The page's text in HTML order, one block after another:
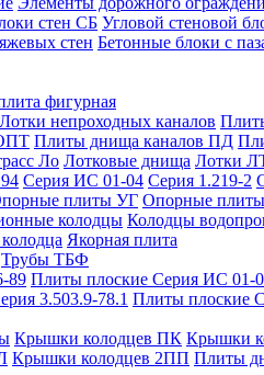
стен СБ Угловой стеновой
стен Бетонные блоки с
фигурная
Лотки непроходных каналов
Плиты днища каналов ПД
Ло Лотковые днища Лотки
Серия ИС 01-04 Серия 1.219-2
плиты УГ Опорные
колодцы Колодцы
Якорная плита
Трубы ТБФ
89 Плиты плоские Серия ИС 01-
3.503.9-78.1 Плиты плоские
Крышки колодцев ПК Крышки
Крышки колодцев 2ПП Плиты